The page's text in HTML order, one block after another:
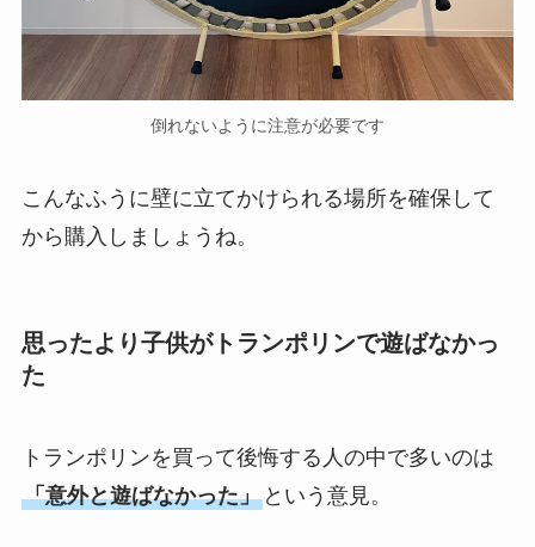
倒れないように注意が必要です
こんなふうに壁に立てかけられる場所を確保して
から購入しましょうね。
思ったより子供がトランポリンで遊ばなかっ
た
トランポリンを買って後悔する人の中で多いのは
「意外と遊ばなかった」という意見。